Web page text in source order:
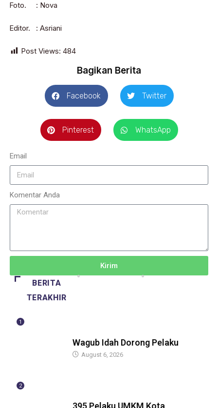
Foto. : Nova
Editor. : Asriani
Post Views: 484
Bagikan Berita
Facebook Twitter
Pinterest WhatsApp
Email
Komentar Anda
Kirim
BERITA
TERAKHIR
1
Wagub Idah Dorong Pelaku
August 6, 2026
2
395 Pelaku UMKM Kota